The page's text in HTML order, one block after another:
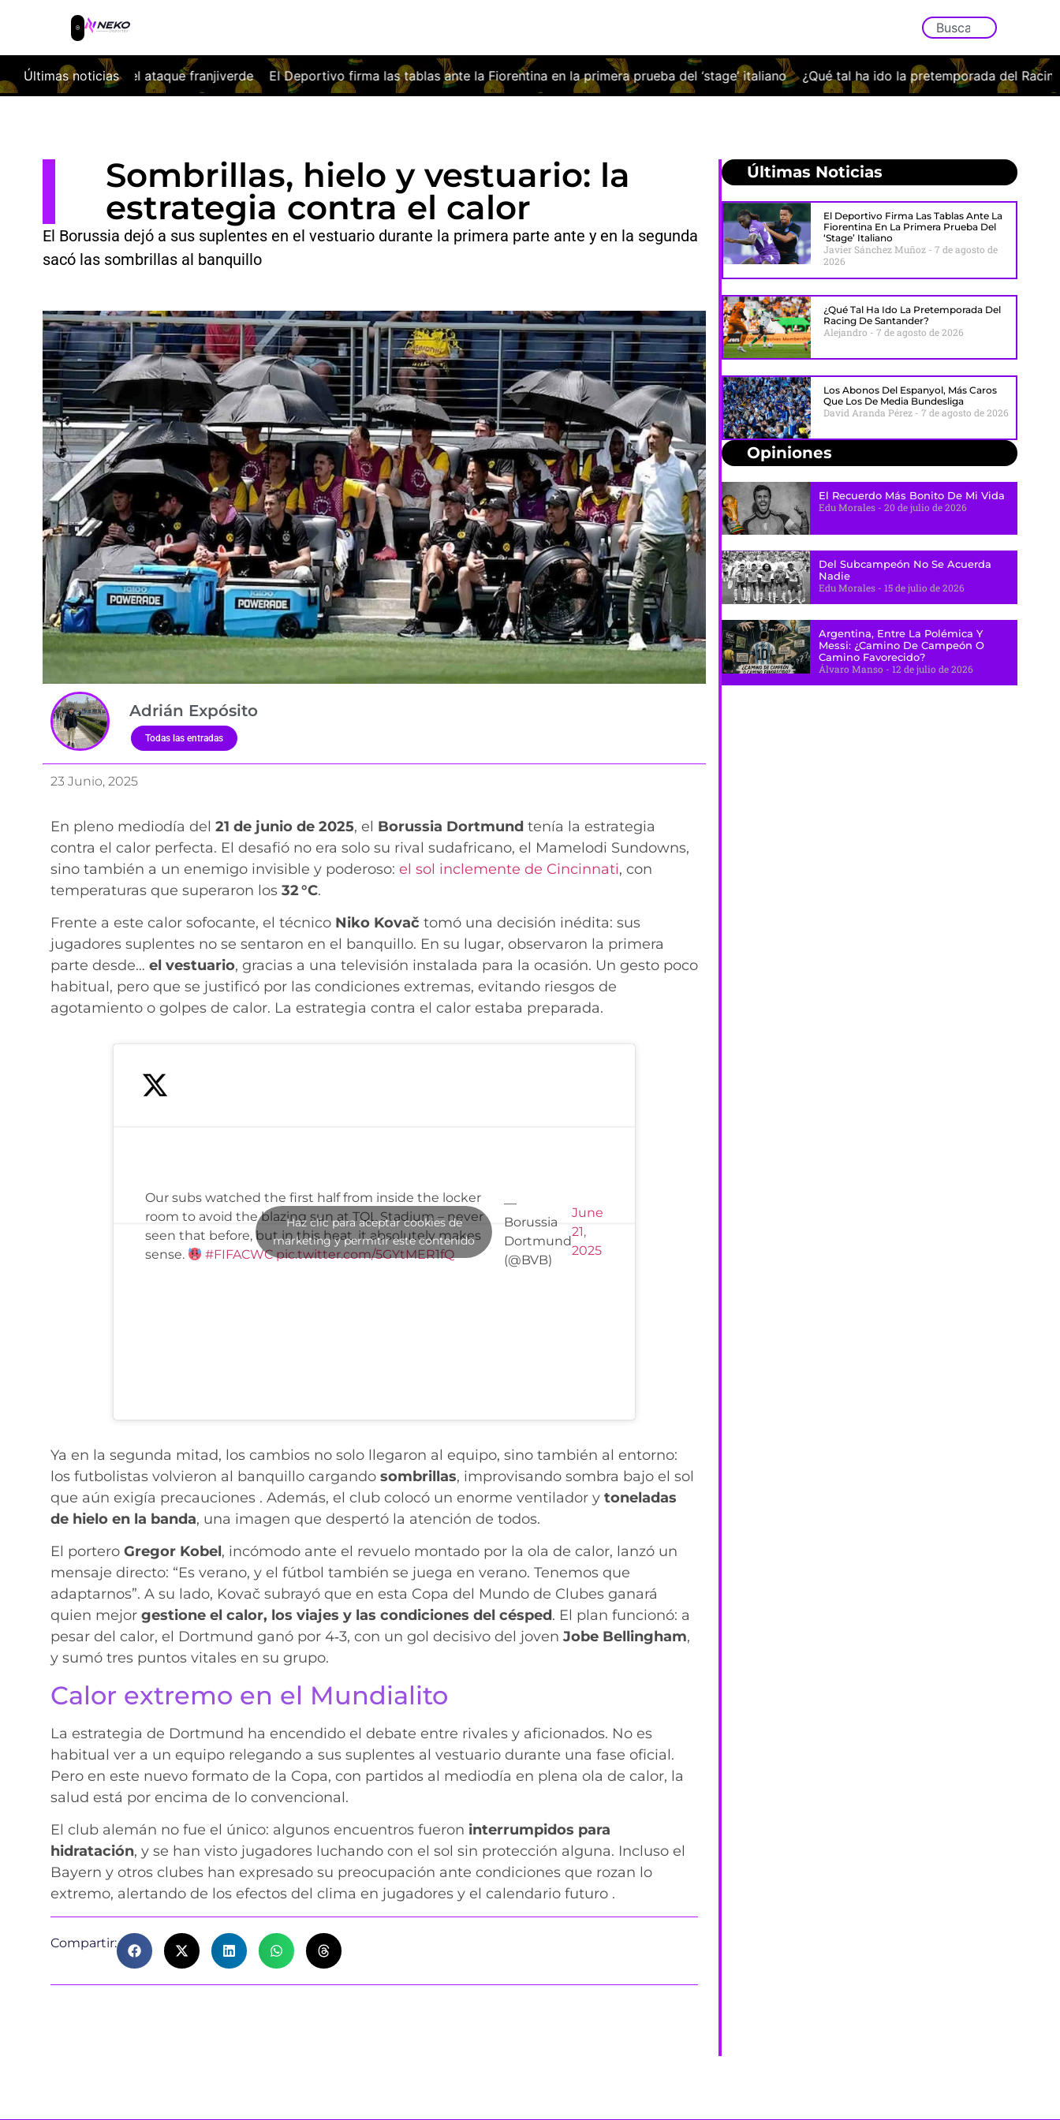
Últimas noticias
franjiverde El Deportivo firma las tablas ante la Fiorentina en la primera prueba del ‘stage’ italiano ¿Qué tal ha ido la pretemporada del Racing de Santander? Los
Sombrillas, hielo y vestuario: la
estrategia contra el calor
El Borussia dejó a sus suplentes en el vestuario durante la primera parte ante y en la segunda
sacó las sombrillas al banquillo
Adrián Expósito
Todas las entradas
23 Junio, 2025
En pleno mediodía del 21 de junio de 2025, el Borussia Dortmund tenía la estrategia
contra el calor perfecta. El desafió no era solo su rival sudafricano, el Mamelodi Sundowns,
sino también a un enemigo invisible y poderoso: el sol inclemente de Cincinnati, con
temperaturas que superaron los 32 °C.
Frente a este calor sofocante, el técnico Niko Kovač tomó una decisión inédita: sus
jugadores suplentes no se sentaron en el banquillo. En su lugar, observaron la primera
parte desde… el vestuario, gracias a una televisión instalada para la ocasión. Un gesto poco
habitual, pero que se justificó por las condiciones extremas, evitando riesgos de
agotamiento o golpes de calor. La estrategia contra el calor estaba preparada.
Our subs watched the first half from inside the locker
room to avoid the blazing sun at TQL Stadium – never
seen that before, but in this heat, it absolutely makes
sense.
#FIFACWC pic.twitter.com/5GYtMER1fQ
—
Borussia
Dortmund
(@BVB)
June
21,
2025
Haz clic para aceptar cookies de
marketing y permitir este contenido
Ya en la segunda mitad, los cambios no solo llegaron al equipo, sino también al entorno:
los futbolistas volvieron al banquillo cargando sombrillas, improvisando sombra bajo el sol
que aún exigía precauciones . Además, el club colocó un enorme ventilador y toneladas
de hielo en la banda, una imagen que despertó la atención de todos.
El portero Gregor Kobel, incómodo ante el revuelo montado por la ola de calor, lanzó un
mensaje directo: “Es verano, y el fútbol también se juega en verano. Tenemos que
adaptarnos”. A su lado, Kovač subrayó que en esta Copa del Mundo de Clubes ganará
quien mejor gestione el calor, los viajes y las condiciones del césped. El plan funcionó: a
pesar del calor, el Dortmund ganó por 4‑3, con un gol decisivo del joven Jobe Bellingham,
y sumó tres puntos vitales en su grupo.
Calor extremo en el Mundialito
La estrategia de Dortmund ha encendido el debate entre rivales y aficionados. No es
habitual ver a un equipo relegando a sus suplentes al vestuario durante una fase oficial.
Pero en este nuevo formato de la Copa, con partidos al mediodía en plena ola de calor, la
salud está por encima de lo convencional.
El club alemán no fue el único: algunos encuentros fueron interrumpidos para
hidratación, y se han visto jugadores luchando con el sol sin protección alguna. Incluso el
Bayern y otros clubes han expresado su preocupación ante condiciones que rozan lo
extremo, alertando de los efectos del clima en jugadores y el calendario futuro .
Compartir:
Últimas Noticias
El Deportivo Firma Las Tablas Ante La
Fiorentina En La Primera Prueba Del
‘stage’ Italiano
Javier Sánchez Muñoz
7 de agosto de
2026
¿Qué Tal Ha Ido La Pretemporada Del
Racing De Santander?
Alejandro 7 de agosto de 2026
Los Abonos Del Espanyol, Más Caros
Que Los De Media Bundesliga
David Aranda Pérez 7 de agosto de 2026
Opiniones
El Recuerdo Más Bonito De Mi Vida
Edu Morales
20 de julio de 2026
Del Subcampeón No Se Acuerda
Nadie
Edu Morales
15 de julio de 2026
Argentina, Entre La Polémica Y
Messi: ¿camino De Campeón O
Camino Favorecido?
Álvaro Manso
12 de julio de 2026